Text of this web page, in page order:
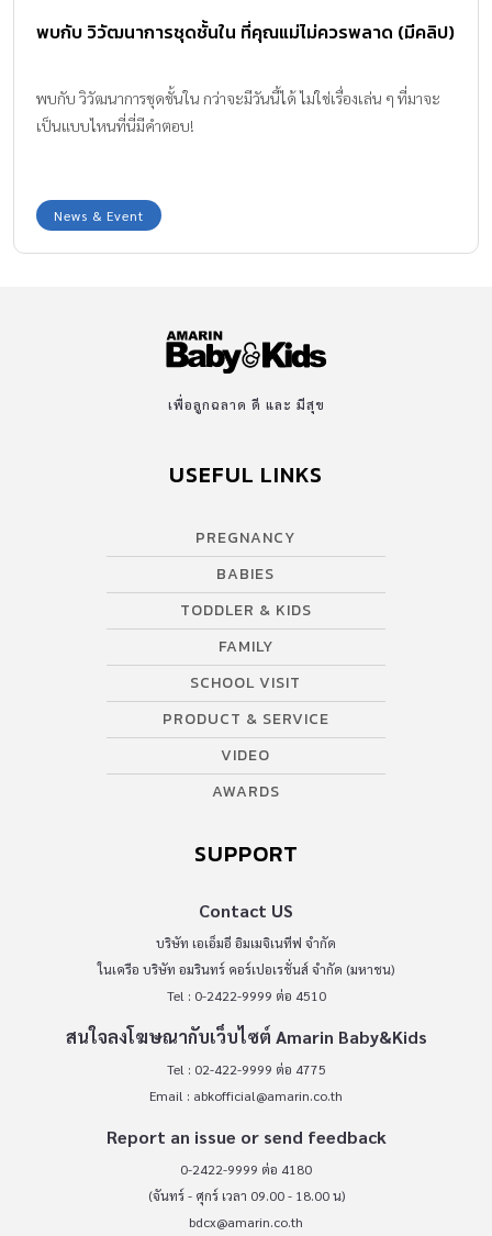
พบกับ วิวัฒนาการชุดชั้นใน ที่คุณแม่ไม่ควรพลาด (มีคลิป)
พบกับ วิวัฒนาการชุดชั้นใน กว่าจะมีวันนี้ได้ ไม่ใช่เรื่องเล่น ๆ ที่มาจะ
เป็นแบบไหนที่นี่มีคำตอบ!
News & Event
เพื่อลูกฉลาด ดี และ มีสุข
USEFUL LINKS
PREGNANCY
BABIES
TODDLER & KIDS
FAMILY
SCHOOL VISIT
PRODUCT & SERVICE
VIDEO
AWARDS
SUPPORT
Contact US
บริษัท เอเอ็มอี อิมเมจิเนทีฟ จำกัด
ในเครือ บริษัท อมรินทร์ คอร์เปอเรชั่นส์ จำกัด (มหาชน)
Tel : 0-2422-9999 ต่อ 4510
สนใจลงโฆษณากับเว็บไซต์ Amarin Baby&Kids
Tel : 02-422-9999 ต่อ 4775
Email : abkofficial@amarin.co.th
Report an issue or send feedback
0-2422-9999 ต่อ 4180
(จันทร์ - ศุกร์ เวลา 09.00 - 18.00 น)
bdcx@amarin.co.th